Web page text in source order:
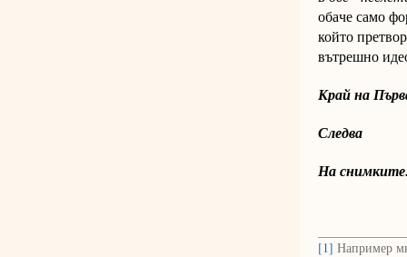
оба­че само
който
вътрешно
Край на
Следва
На
[1] Например